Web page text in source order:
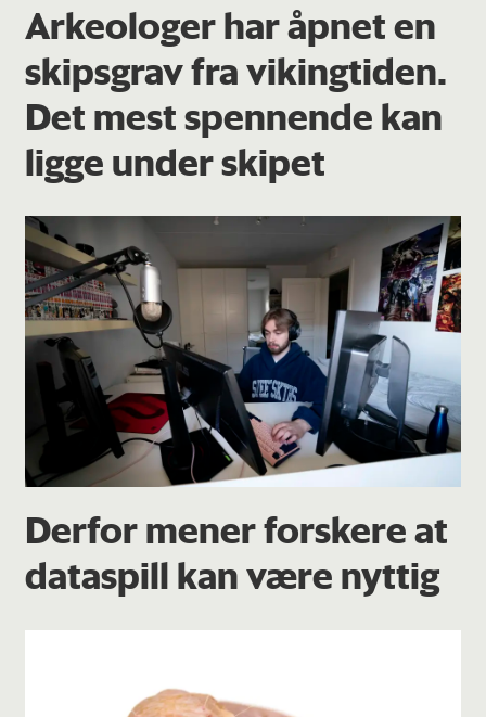
Arkeologer har åpnet en
skipsgrav fra vikingtiden.
Det mest spennende kan
ligge under skipet
Derfor mener forskere at
dataspill kan være nyttig